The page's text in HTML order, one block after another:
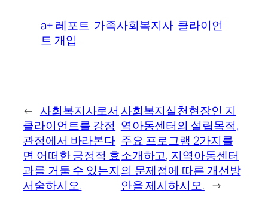
a+ 레포트 가족사회복지사 클라이언
트 개입
← 사회복지사로서
클라이언트를 강점
관점에서 바라본다
면 어떠한 긍정적 효
과를 거둘 수 있는지
서술하시오.
사회복지실천현장인 지
역아동센터의 설립목적,
주요 프로그램 2가지를
소개하고, 지역아동센터
의 문제점에 따른 개선방
안을 제시하시오. →